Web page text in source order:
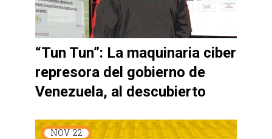
“Tun Tun”: La maquinaria ciber
represora del gobierno de
Venezuela, al descubierto
NOV 22